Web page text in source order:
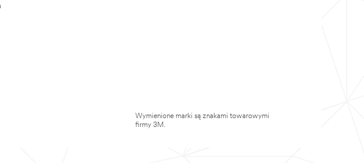
Wymienione marki są znakami towarowymi
firmy 3M.